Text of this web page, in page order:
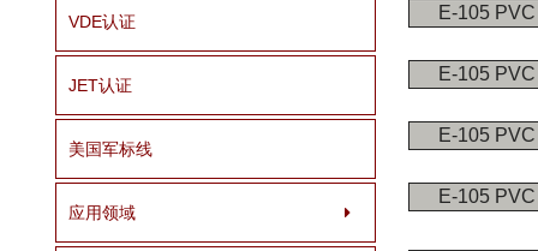
E-105
E-105
E-105
E-105
VDE认证
JET认证
美国军标线
应用领域